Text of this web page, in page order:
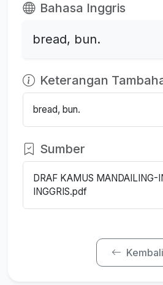
Bahasa Inggris
bread, bun.
Keterangan
bread, bun.
Sumber
DRAF KAMUS MANDAILING-
INGGRIS.pdf
Kembali